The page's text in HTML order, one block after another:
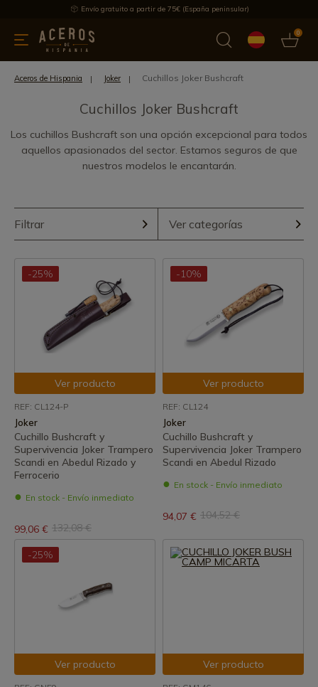
Envío gratuito a partir de 75€ (España peninsular)
0
menaje Ofertas Ultimas novedades Los más vendidos
Aceros de Hispania Joker Cuchillos Joker Bushcraft
Cuchillos Joker Bushcraft
Los cuchillos Bushcraft son una opción excepcional para todos
aquellos apasionados del sector. Estamos seguros de que
nuestros modelos le encantarán.
Filtrar Ver categorías
-25%
Ver producto
REF: CL124-P
Joker
Cuchillo Bushcraft y
Supervivencia Joker Trampero
Scandi en Abedul Rizado y
Ferrocerio
En stock - Envío inmediato
99,06 € 132,08 €
-10%
Ver producto
REF: CL124
Joker
Cuchillo Bushcraft y
Supervivencia Joker Trampero
Scandi en Abedul Rizado
En stock - Envío inmediato
94,07 € 104,52 €
-25%
Ver producto Ver producto